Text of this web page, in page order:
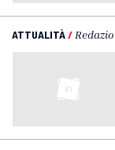
ATTUALITÀ/